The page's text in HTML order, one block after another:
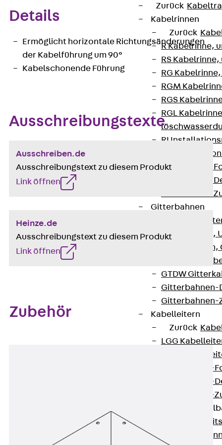
Zurück
Kabelrinnen
Zurück
R Kabelrinne,
RS
RG
RGM
RGS
RGL
RI
RIS
Kabelrinnen-
Kabelrinnen-
Kabelrinnen-
Gitterbahnen
G Gitterbahn,
GI
GTD
GTDW
Gitterbahnen-
Gitterbahnen-
Kabelleitern
Zurück
LGG
LGGS
Kabelleitern-
Kabelleitern-
Kabelleitern-
WPL
Details
Ermöglicht horizontale Richtungsänderungen
der Kabelführung um 90°
Kabelschonende Führung
Ausschreibungstexte
Ausschreiben.de
Ausschreibungstext zu diesem Produkt
Link öffnen
Heinze.de
Ausschreibungstext zu diesem Produkt
Link öffnen
Zubehör